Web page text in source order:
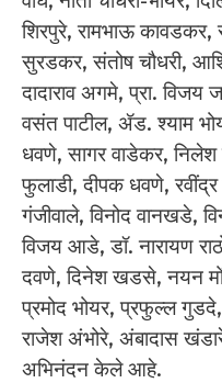
शिरपुरे, रामभाऊ
सुरडकर, संतोष चौधरी,
दादाराव अगमे, प्रा. विजय
वसंत पाटील, ॲड. श्याम
धवणे, सागर वाडेकर,
फुलाडी, दीपक धवणे, रवींद्र
गंजीवाले, विनोद वानखडे,
विजय आडे, डॉ. नारायण
दवणे, दिनेश खडसे, नयन
प्रमोद भोयर, प्रफुल्ल
राजेश अंभोरे, अंबादास
अभिनंदन केले आहे.